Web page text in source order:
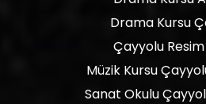
Drama Kursu
Çayyolu
Müzik Kursu
Sanat Okulu